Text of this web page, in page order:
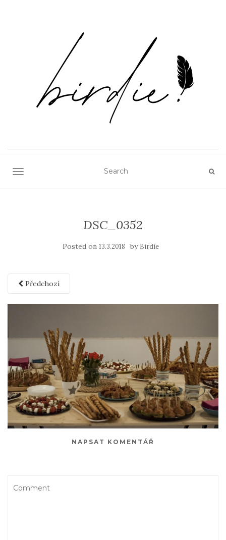
TOGGLE NAVIGATION
DSC_0352
Posted on 13.3.2018 by Birdie
Předchozí
NAPSAT KOMENTÁŘ